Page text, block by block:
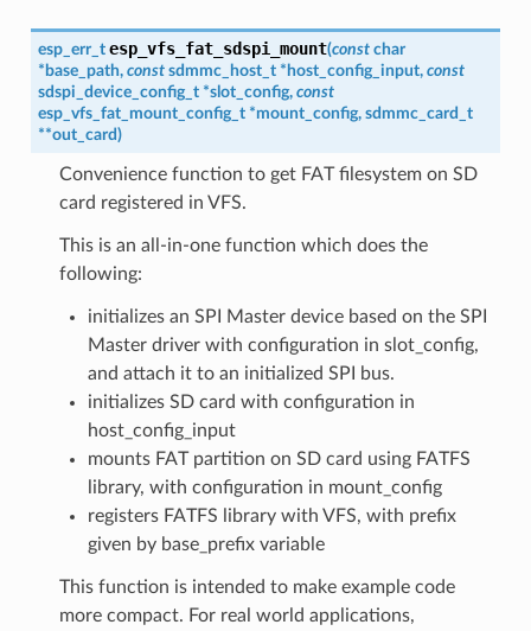
esp_err_t esp_vfs_fat_sdspi_mount(const char
* base_path, const sdmmc_host_t * host_config_input, const
sdspi_device_config_t *slot_config, const
esp_vfs_fat_mount_config_t *mount_config, sdmmc_card_t
**out_card)
Convenience function to get FAT filesystem on SD
card registered in VFS.
This is an all-in-one function which does the
following:
initializes an SPI Master device based on the SPI
Master driver with configuration in slot_config,
and attach it to an initialized SPI bus.
initializes SD card with configuration in
host_config_input
mounts FAT partition on SD card using FATFS
library, with configuration in mount_config
registers FATFS library with VFS, with prefix
given by base_prefix variable
This function is intended to make example code
more compact. For real world applications,